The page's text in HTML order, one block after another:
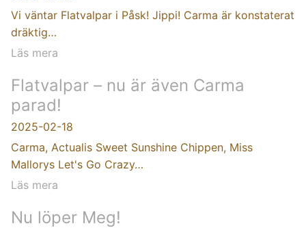
Vi väntar Flatvalpar i Påsk! Jippi! Carma är konstaterat
dräktig…
Läs mera
Flatvalpar – nu är även Carma
parad!
2025-02-18
Carma, Actualis Sweet Sunshine Chippen, Miss
Mallorys Let's Go Crazy…
Läs mera
Nu löper Meg!